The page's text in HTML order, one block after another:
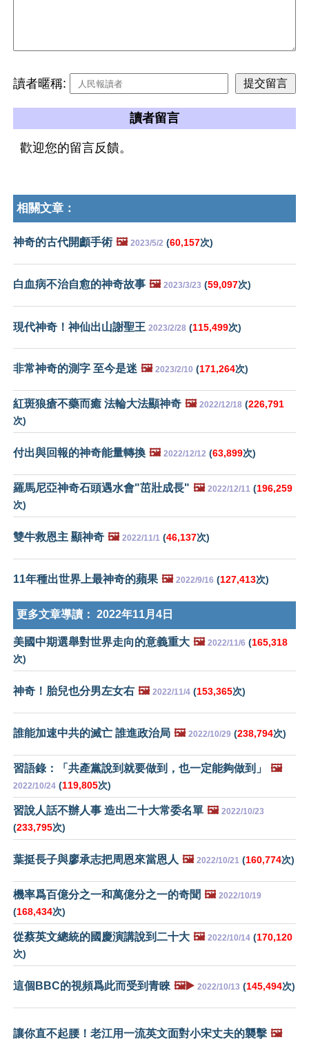
讀者暱稱:
讀者留言
歡迎您的留言反饋。
相關文章：
神奇的古代開顱手術 🖼️ 2023/5/2 (60,157次)
白血病不治自愈的神奇故事 🖼️ 2023/3/23 (59,097次)
現代神奇！神仙出山謝聖王 2023/2/28 (115,499次)
非常神奇的測字 至今是迷 🖼️ 2023/2/10 (171,264次)
紅斑狼瘡不藥而癒 法輪大法顯神奇 🖼️ 2022/12/18 (226,791
次)
付出與回報的神奇能量轉換 🖼️ 2022/12/12 (63,899次)
羅馬尼亞神奇石頭遇水會"茁壯成長" 🖼️ 2022/12/11 (196,259
次)
雙牛救恩主 顯神奇 🖼️ 2022/11/1 (46,137次)
11年種出世界上最神奇的蘋果 🖼️ 2022/9/16 (127,413次)
更多文章導讀： 2022年11月4日
美國中期選舉對世界走向的意義重大 🖼️ 2022/11/6 (165,318
次)
神奇！胎兒也分男左女右 🖼️ 2022/11/4 (153,365次)
誰能加速中共的滅亡 誰進政治局 🖼️ 2022/10/29 (238,794次)
習語錄：「共產黨說到就要做到，也一定能夠做到」 🖼️
2022/10/24 (119,805次)
習說人話不辦人事 造出二十大常委名單 🖼️ 2022/10/23
(233,795次)
葉挺長子與廖承志把周恩來當恩人 🖼️ 2022/10/21 (160,774次)
機率爲百億分之一和萬億分之一的奇聞 🖼️ 2022/10/19
(168,434次)
從蔡英文總統的國慶演講說到二十大 🖼️ 2022/10/14 (170,120
次)
這個BBC的視頻爲此而受到青睞 🖼️▶️ 2022/10/13 (145,494次)
讓你直不起腰！老江用一流英文面對小宋丈夫的襲擊 🖼️